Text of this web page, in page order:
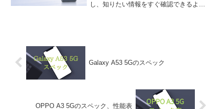
し、知りたい情報をすぐ確認できるよう
Galaxy A53 5Gのスペック
OPPO A3 5Gのスペック、性能表